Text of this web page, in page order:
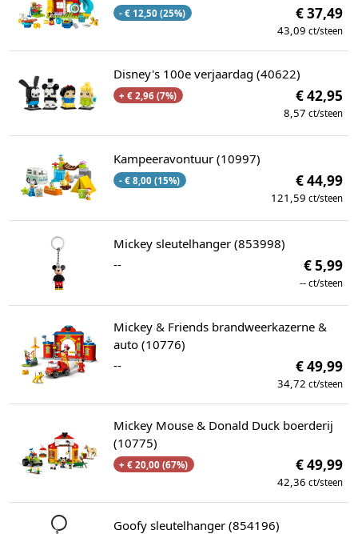
- € 12,50 (25%) € 37,49
43,09 ct/steen
Disney's 100e verjaardag (40622)
+ € 2,96 (7%) € 42,95
8,57 ct/steen
Kampeeravontuur (10997)
- € 8,00 (15%) € 44,99
121,59 ct/steen
Mickey sleutelhanger (853998)
--
€ 5,99
-- ct/steen
Mickey & Friends brandweerkazerne &
auto (10776)
--
€ 49,99
34,72 ct/steen
Mickey Mouse & Donald Duck boerderij
(10775)
+ € 20,00 (67%) € 49,99
42,36 ct/steen
Goofy sleutelhanger (854196)